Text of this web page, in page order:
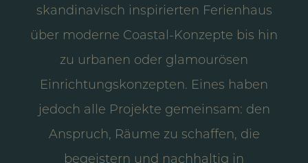
skandinavisch inspirierten Ferienhaus
über moderne Coastal-Konzepte bis hin
zu urbanen oder glamourösen
Einrichtungskonzepten. Eines haben
jedoch alle Projekte gemeinsam: den
Anspruch, Räume zu schaffen, die
begeistern und nachhaltig in